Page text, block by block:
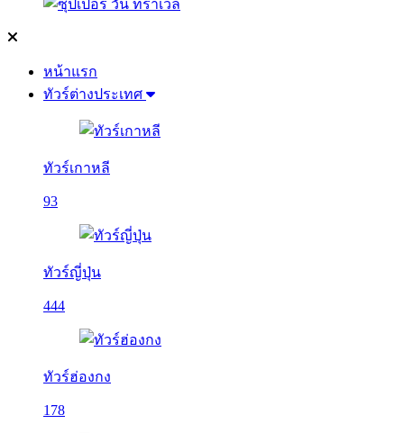
หน้าแรก
ทัวร์ต่างประเทศ
ทัวร์เกาหลี
93
ทัวร์ญี่ปุ่น
444
ทัวร์ฮ่องกง
178